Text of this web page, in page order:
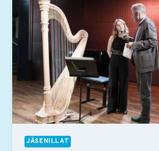
KOKOONTUIVAT
JÄSENILTAAN
MUSIIKKITALON
RAVINTOLAAN
JÄSENILLAT